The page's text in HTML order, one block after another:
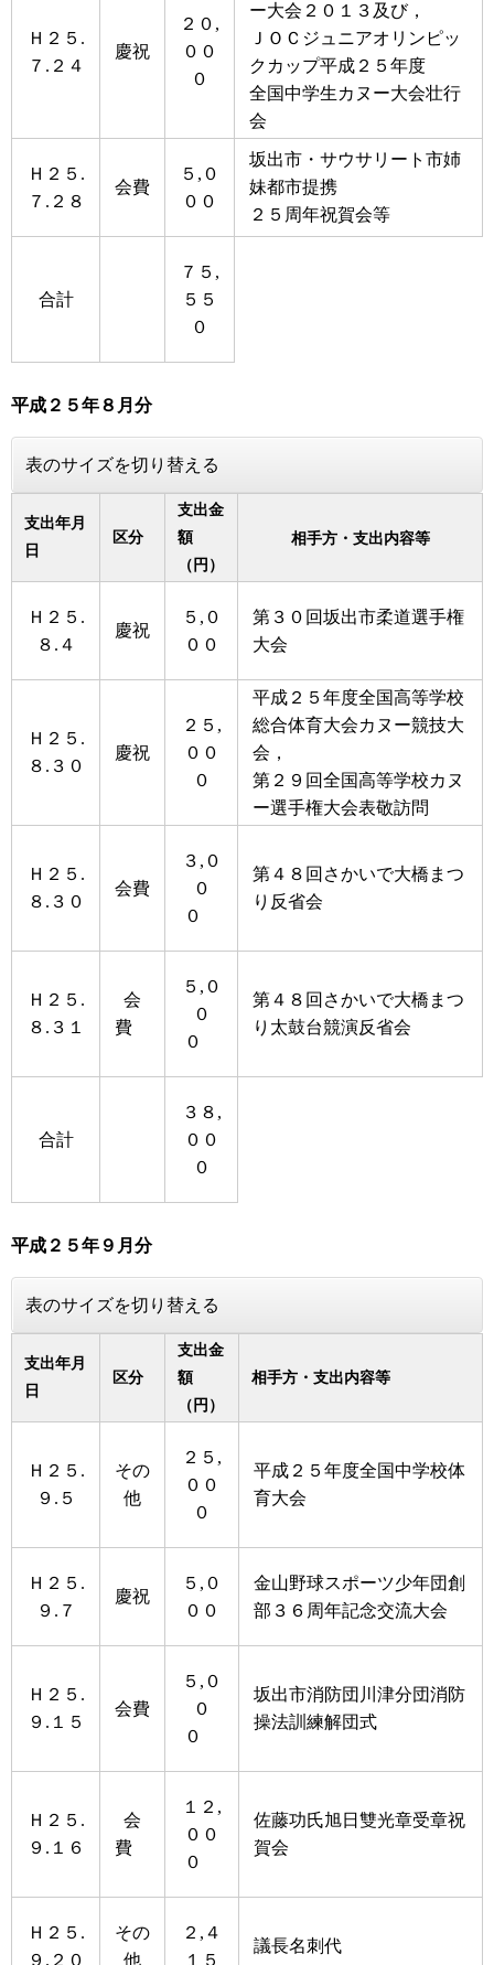
Ｈ２５.
７.２４
慶祝
２０,
００
０
ー大会２０１３及び，
ＪＯＣジュニアオリンピッ
クカップ平成２５年度
全国中学生カヌー大会壮行
会
Ｈ２５.
７.２８
会費
５,０
００
坂出市・サウサリート市姉
妹都市提携
２５周年祝賀会等
合計
７５,
５５
０
平成２５年８月分
表のサイズを切り替える
支出年月
日
区分
支出金
額
（円）
相手方・支出内容等
Ｈ２５.
８.４
慶祝
５,０
００
第３０回坂出市柔道選手権
大会
Ｈ２５.
８.３０
慶祝
２５,
００
０
平成２５年度全国高等学校
総合体育大会カヌー競技大
会，
第２９回全国高等学校カヌ
ー選手権大会表敬訪問
Ｈ２５.
８.３０
会費
３,０
０
０
第４８回さかいで大橋まつ
り反省会
Ｈ２５.
８.３１
会
費
５,０
０
０
第４８回さかいで大橋まつ
り太鼓台競演反省会
合計
３８,
００
０
平成２５年９月分
表のサイズを切り替える
支出年月
日
区分
支出金
額
（円）
相手方・支出内容等
Ｈ２５.
９.５
その
他
２５,
００
０
平成２５年度全国中学校体
育大会
Ｈ２５.
９.７
慶祝
５,０
００
金山野球スポーツ少年団創
部３６周年記念交流大会
Ｈ２５.
９.１５
会費
５,０
０
０
坂出市消防団川津分団消防
操法訓練解団式
Ｈ２５.
９.１６
会
費
１２,
００
０
佐藤功氏旭日雙光章受章祝
賀会
Ｈ２５.
９.２０
その
他
２,４
１５
議長名刺代